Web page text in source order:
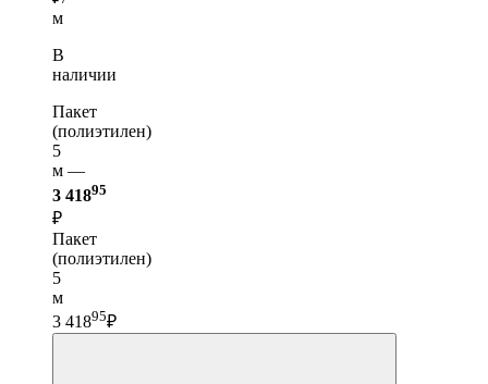
м
В
наличии
Пакет
(полиэтилен)
5
м —
3 41895
₽
Пакет
(полиэтилен)
5
м
3 41895₽